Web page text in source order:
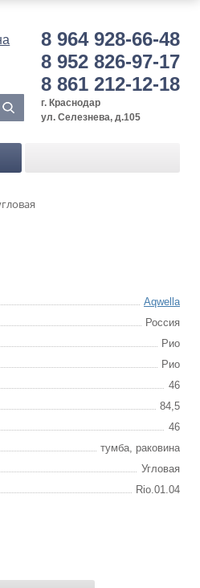
8 964 928-66-48
8 952 826-97-17
8 861 212-12-18
г. Краснодар
ул. Селезнева, д.105
Aqwella
Россия
Рио
Рио
46
84,5
46
тумба, раковина
Угловая
Rio.01.04